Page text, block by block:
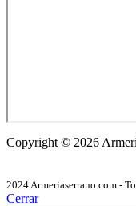
Copyright © 2026
2024 Armeriaserrano.com -
Cerrar